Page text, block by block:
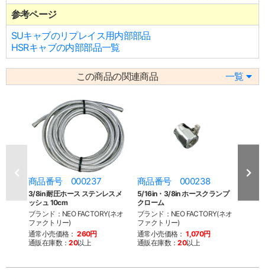
参考ページ
SUキャブのリプレイス用内部部品
HSRキャブの内部部品一覧
この商品の関連商品 一覧
商品番号 000237
3/8in 耐圧ホース ステンレスメ
ッシュ 10cm
ブランド：NEO FACTORY(ネオ
ファクトリー)
通常小売価格： 260円
通販在庫数：20以上
商品番号 000238
5/16in・3/8in ホースクランプ
クローム
ブランド：NEO FACTORY(ネオ
ファクトリー)
通常小売価格： 1,070円
通販在庫数：20以上
ク